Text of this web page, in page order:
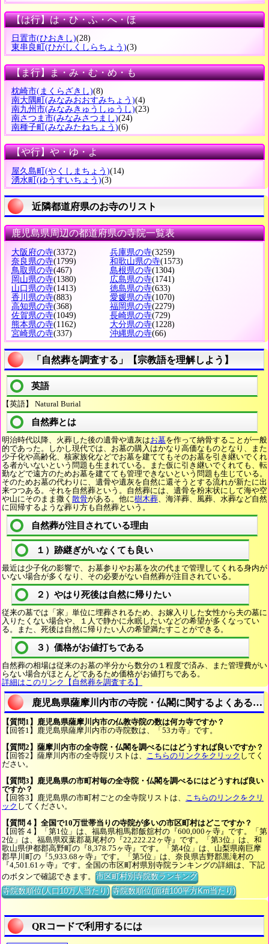
【は行】は・ひ・ふ・へ・ほ
日置市(ひおきし)(28)
東串良町 (ひがしくしらちょう)(3)
【ま行】ま・み・む・め・も
枕崎市(まくらざきし)(8)
南大隅町 (みなみおおすみちょう)(4)
南九州市(みなみきゅうしゅうし)(23)
南さつま市(みなみさつまし)(24)
南種子町 (みなみたねちょう)(6)
【や行】や・ゆ・よ
屋久島町(やくしまちょう)(14)
湧水町(ゆうすいちょう)(3)
近隣都道府県のお寺のリスト
鹿児島県周辺の都道府県の寺院一覧表
大阪府の寺(3372) 兵庫県の寺(3259)
奈良県の寺(1799) 和歌山県の寺(1573)
鳥取県の寺(467) 島根県の寺(1304)
岡山県の寺(1380) 広島県の寺(1741)
山口県の寺(1413) 徳島県の寺(633)
香川県の寺(883) 愛媛県の寺(1070)
高知県の寺(368) 福岡県の寺(2279)
佐賀県の寺(1049) 長崎県の寺(729)
熊本県の寺(1162) 大分県の寺(1228)
宮崎県の寺(337) 沖縄県の寺(66)
「自然葬を調査する」【宗教語を理解しよう】
英語
【英語】 Natural Burial
自然葬とは
明治時代以降、火葬した後の遺骨や遺灰はお墓を作って納骨することが一般
的であった。しかし現代では、お墓の購入はかなり高価なものとなり、また
少子化や高齢化、核家族化などでお墓を建ててもそのお墓を引き継いでくれ
る者がいないという問題も生まれている。また仮に引き継いでくれても、転
勤などで遠方のためお墓を建てても管理できないという問題も生じている。
そのためお墓の代わりに、遺骨や遺灰を自然に還そうとする流れが新たに出
来つつある。それを自然葬という。自然葬には、遺骨を粉末状にして海や空
や山にそのまま撒く 散骨がある。他に樹木葬、海洋葬、風葬、水葬など自然
に回帰するような葬り方も自然葬という。
自然葬が注目されている理由
１）跡継ぎがいなくても良い
最近は少子化の影響で、お墓参りやお墓を次の代まで管理してくれる身内が
いない場合が多くなり、その必要がない自然葬が注目されている。
２）やはり死後は自然に帰りたい
従来の墓では「家」単位に埋葬されるため、お嫁入りした女性から夫の墓に
入りたくない場合や、１人で静かに永眠したいなどの希望が多くなってい
る。また、死後は自然に帰りたい人の希望満たすことができる。
３）価格がお値打ちである
自然葬の相場は従来のお墓の半分から数分の１程度で済み、また管理費がい
らない場合がほとんどであるため価格がお値打ちである。
詳細はこのリンク【自然葬を調査する】
鹿児島県薩摩川内市の寺院・仏閣に関するよくある質
【質問1】鹿児島県薩摩川内市の仏教寺院の数は何カ寺ですか？
【回答1】鹿児島県薩摩川内市の寺院数は、「53カ寺」です。
【質問2】薩摩川内市の全寺院・仏閣を調べるにはどうすれば良いですか？
【回答2】薩摩川内市の全寺院リストは、 こちらのリンクをクリック してく
ださい。
【質問3】鹿児島県の市町村毎の全寺院・仏閣を調べるにはどうすれば良い
ですか？
【回答3】鹿児島県の市町村ごとの全寺院リストは、 こちらのリンクをクリ
ック してください。
【質問４】全国で10万世帯当りの寺院が多いの市区町村はどこですか？
【回答４】「第1位」は、福島県相馬郡飯舘村の『600,000ヶ寺』です。「第
2位」は、福島県双葉郡葛尾村の『22,222.22ヶ寺』です。「第3位」は、和
歌山県伊都郡高野町の『8,378.75ヶ寺』です。「第4位」は、山梨県南巨摩
郡早川町の『5,933.68ヶ寺』です。「第5位」は、奈良県吉野郡黒滝村の
『4,501.61ヶ寺』です。全国の市区町村県別寺院ランキングの詳細は、下記
のボタンで確認できます。市区町村別寺院数ランキング
寺院数順位(人口10万人当たり) 寺院数順位(面積100平方Km当たり)
QRコードで利用するには